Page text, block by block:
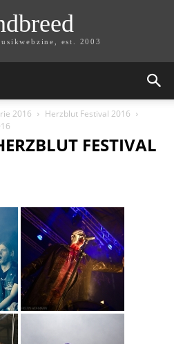
est. 2003
2016
Herzblut Festival 2016
FESTIVAL